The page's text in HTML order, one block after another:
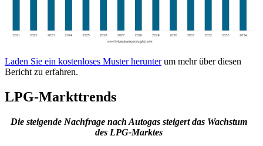
Laden Sie ein kostenloses Muster herunterum mehr über diesen
Bericht zu erfahren.
LPG-Markttrends
Die steigende Nachfrage nach Autogas steigert das Wachstum
des LPG-Marktes